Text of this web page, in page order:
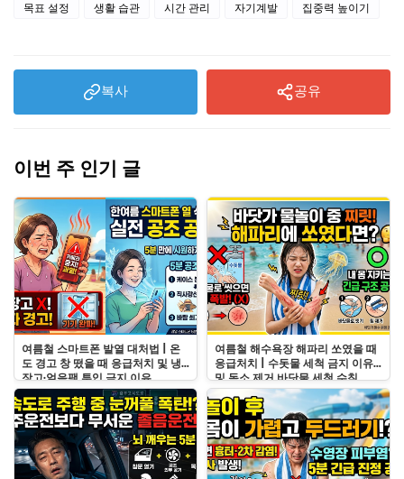
목표 설정 생활 습관 시간 관리 자기계발 집중력 높이기
복사 공유
이번 주 인기 글
여름철 스마트폰 발열 대처법 | 온
도 경고 창 떴을 때 응급처치 및 냉
장고·얼음팩 투입 금지 이유
여름철 해수욕장 해파리 쏘였을 때
응급처치 | 수돗물 세척 금지 이유
및 독소 제거 바닷물 세척 수칙